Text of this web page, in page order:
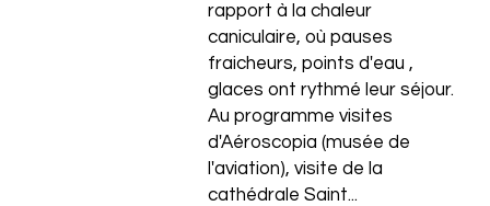
rapport à la chaleur
caniculaire, où pauses
fraicheurs, points d'eau ,
glaces ont rythmé leur séjour.
Au programme visites
d'Aéroscopia (musée de
l'aviation), visite de la
cathédrale Saint...